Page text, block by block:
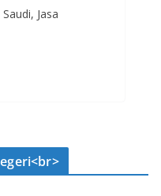
Jasa